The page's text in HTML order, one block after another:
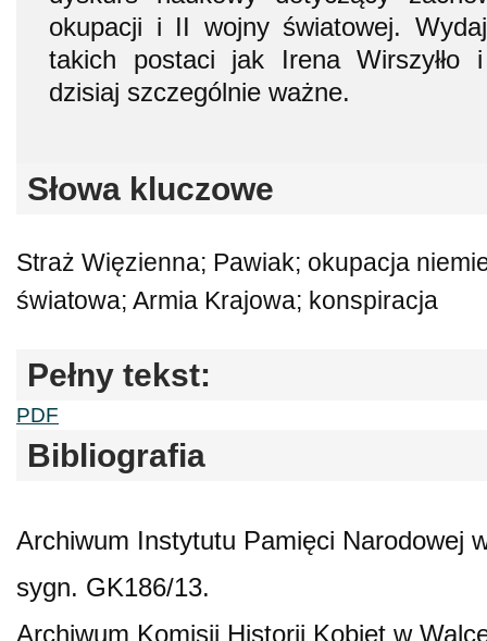
okupacji i II wojny światowej.
takich postaci jak Irena Wirszyłło
dzisiaj szczególnie ważne.
Słowa kluczowe
Straż Więzienna; Pawiak; okupacja
światowa; Armia Krajowa; konspiracja
Pełny tekst:
PDF
Bibliografia
Archiwum Instytutu Pamięci Narodowej
sygn. GK186/13.
Archiwum Komisji Historii Kobiet w